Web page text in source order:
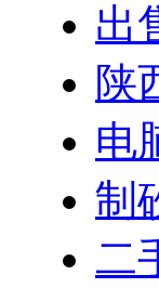
出
陕
电
制
二